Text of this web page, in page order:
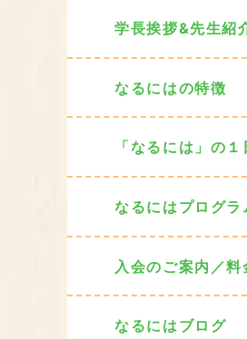
学長挨拶&先生紹
なるにはの特徴
「なるには」の１
なるにはプログラ
入会のご案内／料
なるにはブログ